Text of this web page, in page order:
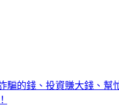
騙的錢、投資賺大錢、幫